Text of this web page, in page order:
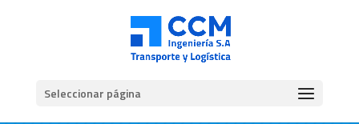
Seleccionar página